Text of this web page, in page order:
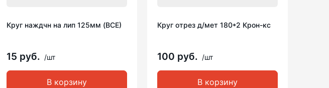
Круг наждчн на лип 125мм (ВСЕ)
15 руб. /шт
В корзину
Круг отрез д/мет 180*2 Крон-кс
100 руб. /шт
В корзину